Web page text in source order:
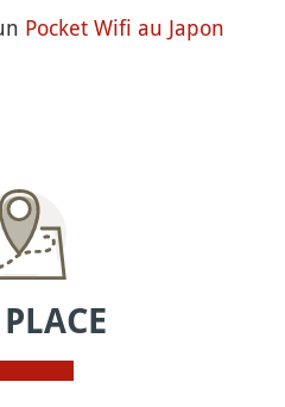
Pocket Wifi au Japon